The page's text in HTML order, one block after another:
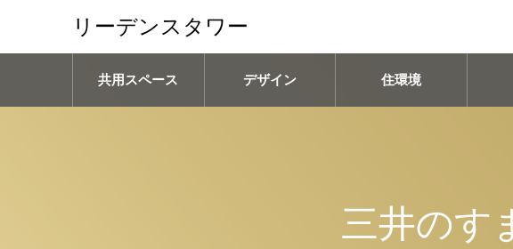
リーデンスタワー
共用スペース デザイン 住環境
三井のす